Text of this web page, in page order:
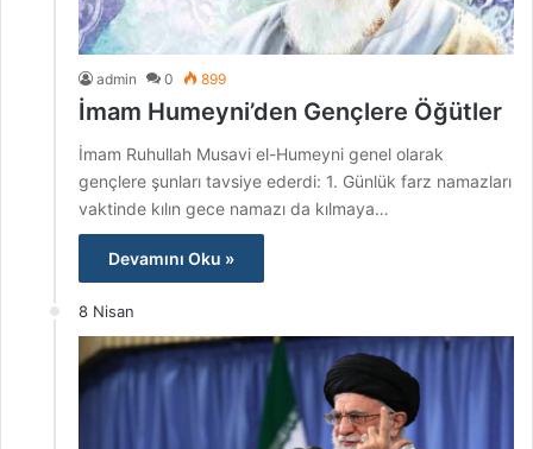
admin 0 899
İmam Humeyni’den Gençlere Öğütler
İmam Ruhullah Musavi el-Humeyni genel olarak
gençlere şunları tavsiye ederdi: 1. Günlük farz namazları
vaktinde kılın gece namazı da kılmaya…
Devamını Oku »
8 Nisan